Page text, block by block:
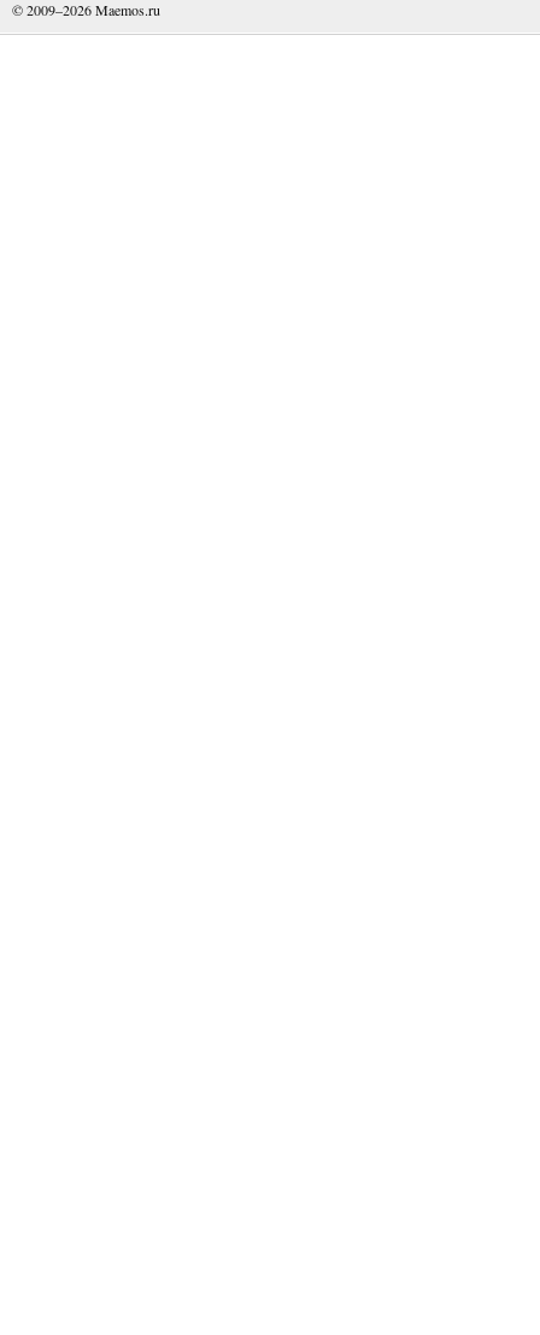
© 2009–2026Maemos.ru